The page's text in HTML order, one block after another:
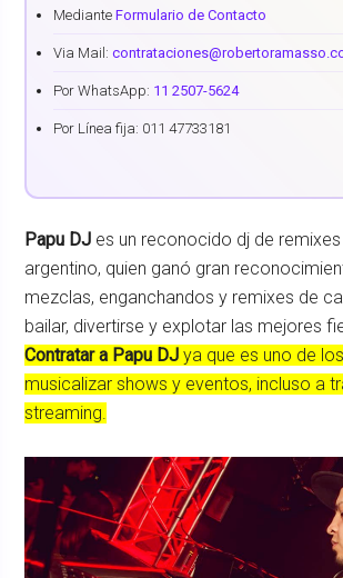
Mediante Formulario de Contacto
Via Mail:
Por WhatsApp: 11 2507-5624
Por Línea fija: 011 47733181
Papu DJ es un reconocido dj de
argentino, quien ganó gran
mezclas, enganchandos y remixes de
bailar, divertirse y explotar las mejores
Contratar a Papu DJ ya que es uno de
musicalizar shows y eventos, incluso a
streaming.